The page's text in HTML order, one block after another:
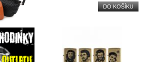
DO KOŠÍKU